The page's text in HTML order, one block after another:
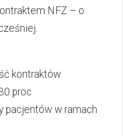
NFZ – o
kontraktów
proc
pacjentów w ramach